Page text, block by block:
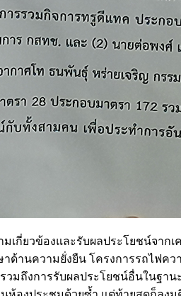
เกี่ยวข้องและรับผลประโยชน์จา
านความยั่งยืน โครงการรถไฟคว
วมถึงการรับผลประโยชน์อื่นในฐา